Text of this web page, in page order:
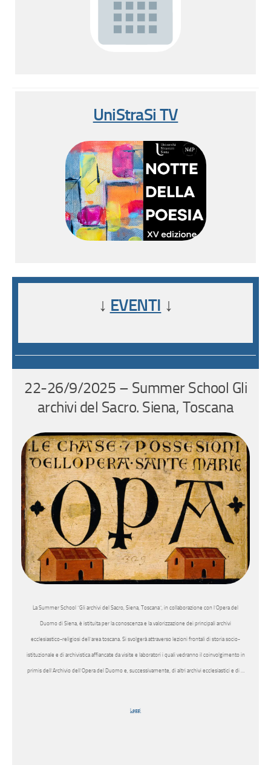
UniStraSi TV
↓ EVENTI ↓
22-26/9/2025 – Summer School Gli
archivi del Sacro. Siena, Toscana
La Summer School “Gli archivi del Sacro, Siena, Toscana”, in collaborazione con l’Opera del
Duomo di Siena, è istituita per la conoscenza e la valorizzazione dei principali archivi
ecclesiastico-religiosi dell’area toscana. Si svolgerà attraverso lezioni frontali di storia socio-
istituzionale e di archivistica affiancate da visite e laboratori i quali vedranno il coinvolgimento in
primis dell’Archivio dell’Opera del Duomo e, successivamente, di altri archivi ecclesiastici e di …
Leggi